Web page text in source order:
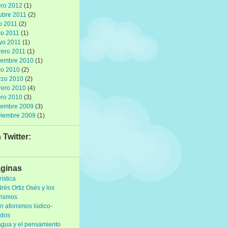
2012 (1)
2011 (2)
2011 (2)
2011 (1)
2011 (1)
2011 (1)
2010 (1)
2010 (2)
2010 (2)
2010 (4)
2010 (3)
2009 (3)
2009 (1)
Twitter:
Ortiz Osés y los
aforismos lúdico-
y el pensamiento